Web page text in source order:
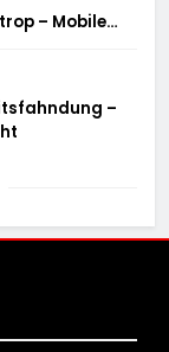
– Mobile
–